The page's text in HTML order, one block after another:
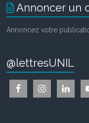
Annoncer un
Annoncez votre
@lettresUNIL